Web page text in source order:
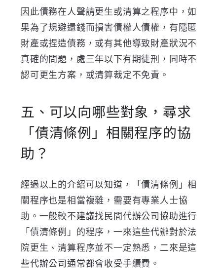
因此債務在人聲請更生或清算之程序中，如
果為了規避還錢而損害債權人債權，有隱匿
財產或捏造債務，或有其他導致財產狀況不
真確的問題，處三年以下有期徒刑，同時不
認可更生方案，或清算裁定不免責。
五、可以向哪些對象，尋求
「債清條例」相關程序的協
助？
經過以上的介紹可以知道，「債清條例」相
關程序也是相當複雜，需要有專業人士協
助。一般較不建議找民間代辦公司協助進行
「債清條例」的程序，一來這些代辦對於法
院更生、清算程序並不一定熟悉，二來是這
些代辦公司通常都會收受手續費。